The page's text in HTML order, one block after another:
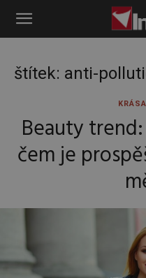
Instinkt
štítek: anti-
Beauty
čem je